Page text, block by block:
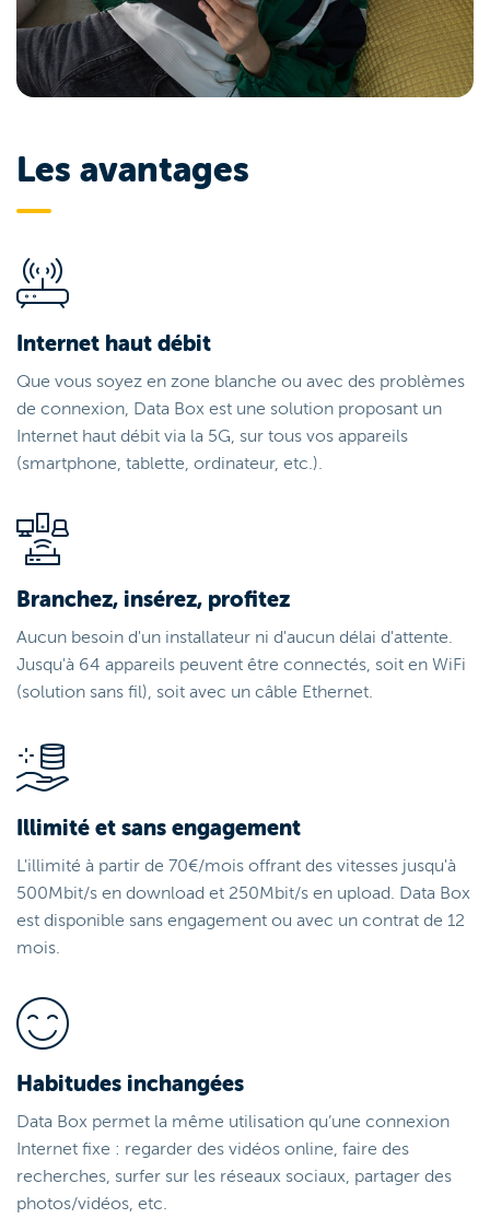
Les avantages
Internet haut débit
Que vous soyez en zone blanche ou avec des problèmes
de connexion, Data Box est une solution proposant un
Internet haut débit via la 5G, sur tous vos appareils
(smartphone, tablette, ordinateur, etc.).
Branchez, insérez, profitez
Aucun besoin d'un installateur ni d'aucun délai d'attente.
Jusqu'à 64 appareils peuvent être connectés, soit en WiFi
(solution sans fil), soit avec un câble Ethernet.
Illimité et sans engagement
L'illimité à partir de 70€/mois offrant des vitesses jusqu'à
500Mbit/s en download et 250Mbit/s en upload. Data Box
est disponible sans engagement ou avec un contrat de 12
mois.
Habitudes inchangées
Data Box permet la même utilisation qu’une connexion
Internet fixe : regarder des vidéos online, faire des
recherches, surfer sur les réseaux sociaux, partager des
photos/vidéos, etc.